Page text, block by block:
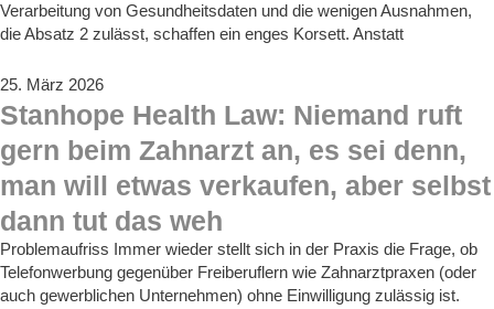
Verarbeitung von Gesundheitsdaten und die wenigen Ausnahmen,
die Absatz 2 zulässt, schaffen ein enges Korsett. Anstatt
25. März 2026
Stanhope Health Law: Niemand ruft
gern beim Zahnarzt an, es sei denn,
man will etwas verkaufen, aber selbst
dann tut das weh
Problemaufriss Immer wieder stellt sich in der Praxis die Frage, ob
Telefonwerbung gegenüber Freiberuflern wie Zahnarztpraxen (oder
auch gewerblichen Unternehmen) ohne Einwilligung zulässig ist.